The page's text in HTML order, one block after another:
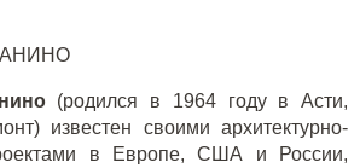
(родился в 1964 году в Асти,
известен своими архитектурно-
в Европе, США и России,